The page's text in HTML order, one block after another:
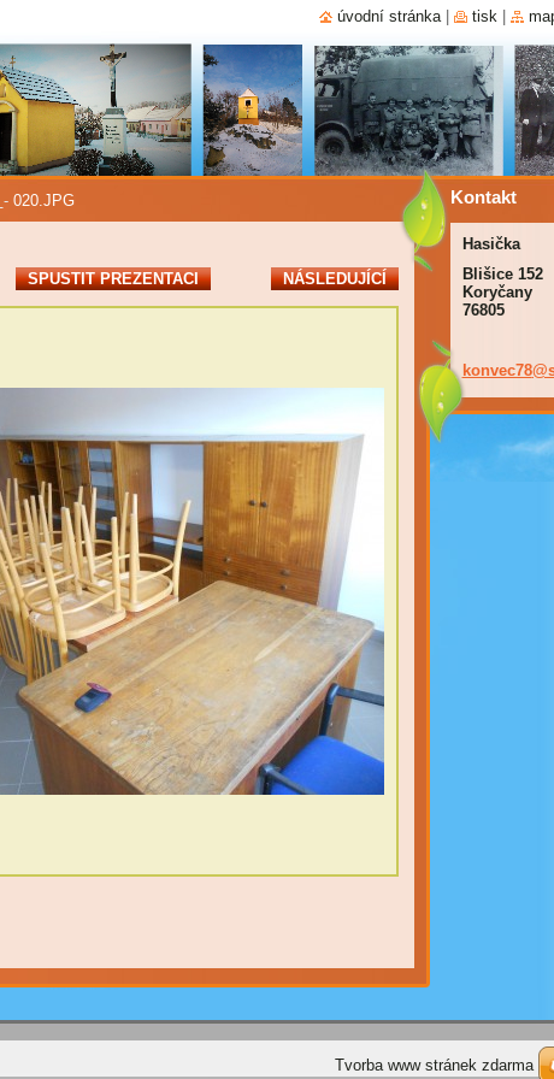
- 020.JPG
SPUSTIT PREZENTACI NÁSLEDUJÍCÍ
Kontakt
Hasička
Blišice 152
Koryčany
76805
konvec78
úvodní stránka tisk
Tvorba www stránek zdarma